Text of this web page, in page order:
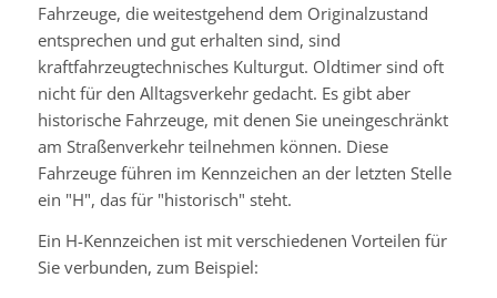
Fahrzeuge, die weitestgehend dem Originalzustand
entsprechen und gut erhalten sind, sind
kraftfahrzeugtechnisches Kulturgut. Oldtimer sind oft
nicht für den Alltagsverkehr gedacht. Es gibt aber
historische Fahrzeuge, mit denen Sie uneingeschränkt
am Straßenverkehr teilnehmen können. Diese
Fahrzeuge führen im Kennzeichen an der letzten Stelle
ein "H", das für "historisch" steht.
Ein H-Kennzeichen ist mit verschiedenen Vorteilen für
Sie verbunden, zum Beispiel: